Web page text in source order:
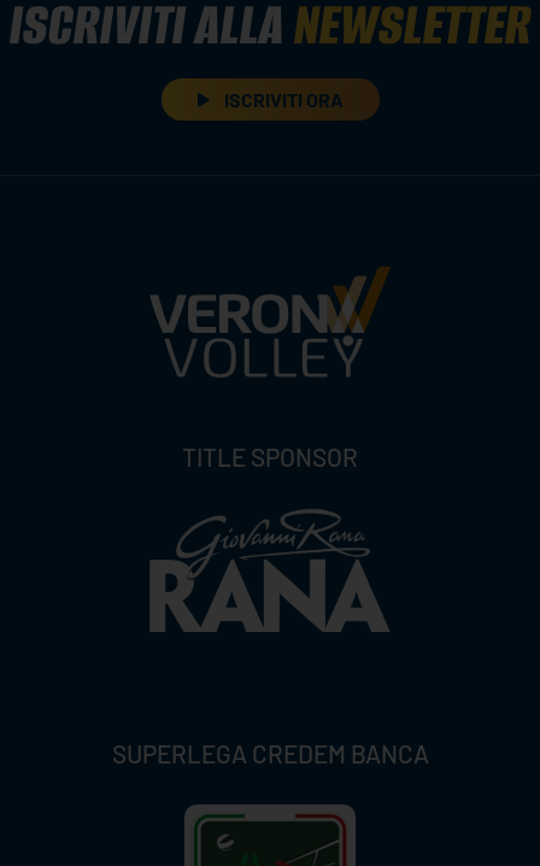
ISCRIVITI ALLANEWSLETTER
ISCRIVITI ORA
TITLE SPONSOR
SUPERLEGA CREDEM BANCA